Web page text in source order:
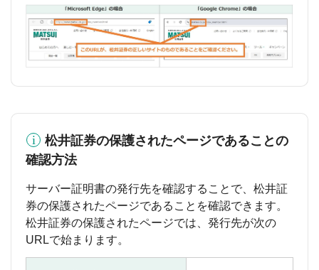
松井証券の保護されたページであることの
確認方法
サーバー証明書の発行先を確認することで、松井証
券の保護されたページであることを確認できます。
松井証券の保護されたページでは、発行先が次の
URLで始まります。